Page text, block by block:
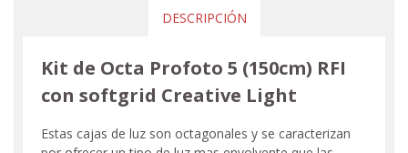
DESCRIPCIÓN
Kit de Octa Profoto 5 (150cm) RFI
con softgrid Creative Light
Estas cajas de luz son octagonales y se caracterizan